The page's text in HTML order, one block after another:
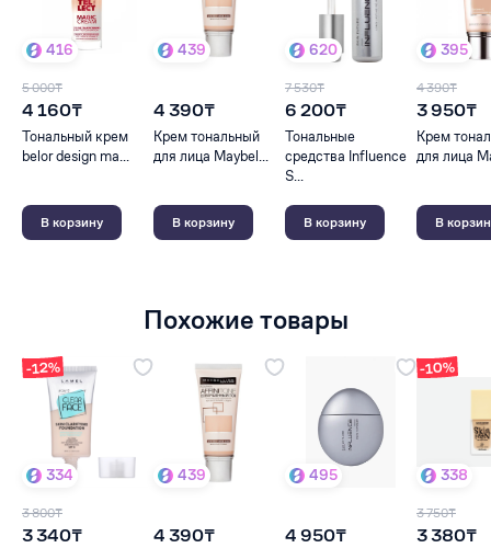
416
5 000₸
4 160₸
Тональный крем
belor design ma...
В корзину
439
4 390₸
Крем тональный
для лица Maybel...
В корзину
620
7 530₸
6 200₸
Тональные
средства Influence
S...
В корзину
395
4 390₸
3 950₸
Крем
для лица
В
Похожие товары
-12%
334
3 800₸
3 340₸
439
4 390₸
495
4 950₸
-10%
338
3 750₸
3 380₸